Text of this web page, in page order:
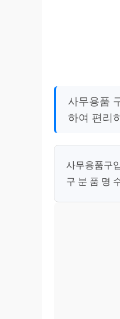
사무용품
하여 편리
사무용품구
구 분 품 명